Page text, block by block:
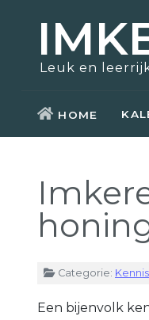
Leuk en
HOME
DetailsCategorie:
Een bijenvolk
Zoem-In
Zwermen scheppen
Materiaal ontlenen
Lid worden
Over ons
Kerntaken
Vrijwilligers
Lid worden
Opleidingen
Links
Actueel